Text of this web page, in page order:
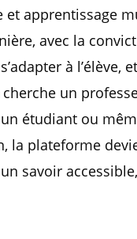
et apprentissage
avec la
à l’élève,
cherche un
étudiant ou
la plateforme
savoir